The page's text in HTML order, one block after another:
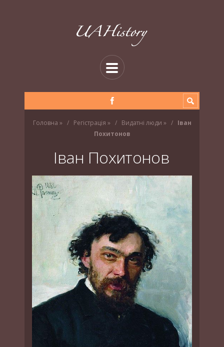
Головна » Регістрація » Видатні люди »
Іван
Похитонов
Іван Похитонов